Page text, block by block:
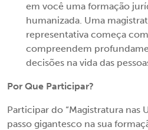
em você uma formação
humanizada. Uma
representativa começa
compreendem
decisões na vida das
Por Que Participar?
Participar do “Magistratura nas
passo gigantesco na sua